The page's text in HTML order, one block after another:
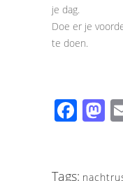
je dag.
Doe er je
te doen.
Tags: